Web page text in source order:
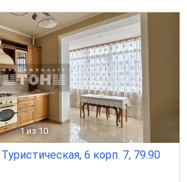
1 из 10
6 корп. 7, 79.90